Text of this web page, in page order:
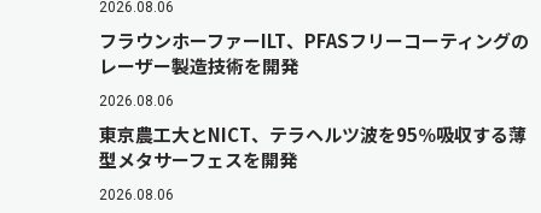
2026.08.06
フラウンホーファーILT、PFASフリーコーティングの
レーザー製造技術を開発
2026.08.06
東京農工大とNICT、テラヘルツ波を95％吸収する薄
型メタサーフェスを開発
2026.08.06